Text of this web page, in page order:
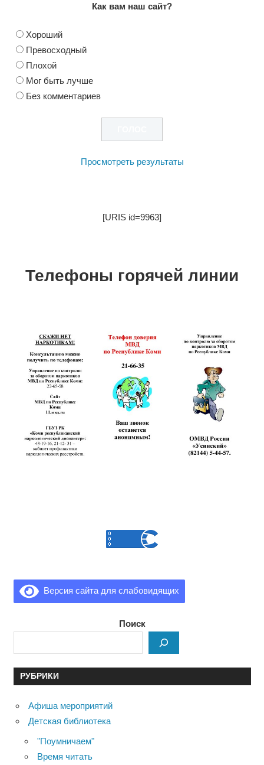
Как вам наш сайт?
Хороший
Превосходный
Плохой
Мог быть лучше
Без комментариев
Просмотреть результаты
[URIS id=9963]
Телефоны горячей линии
Версия сайта для слабовидящих
Поиск
РУБРИКИ
Афиша мероприятий
Детская библиотека
"Поумничаем"
Время читать